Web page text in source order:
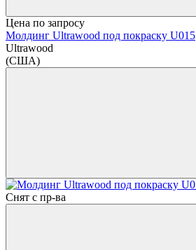
Цена по запросу
Молдинг Ultrawood под покраску U015
Ultrawood
(США)
Снят с пр-ва